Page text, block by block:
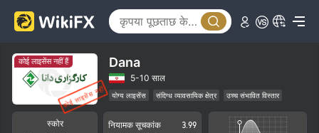
कोई लाइसेंस नहीं हैं Dana
5-10 साल
योग्य लाइसेंस संदिग्ध व्यावसायिक क्षेत्र उच्च संभावित विस्तार
स्कोर
0
5
6
7
8
नियामक सूचकांक
3.99